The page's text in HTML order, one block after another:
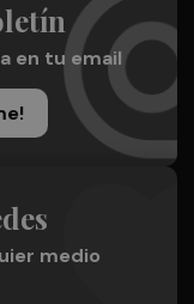
en tu email
medio